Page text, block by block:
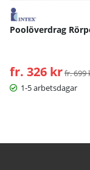
Poolöverdrag
fr. 326 krfr. 699
1-5 arbetsdagar